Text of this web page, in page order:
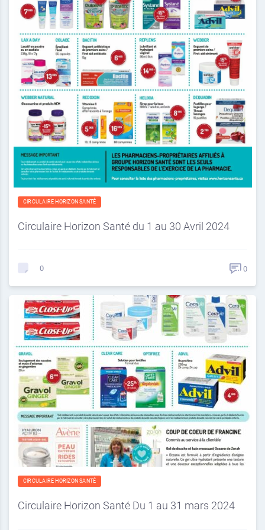
CIRCULAIRE HORIZON SANTÉ
Circulaire Horizon Santé du 1 au 30 Avril 2024
0 0
CIRCULAIRE HORIZON SANTÉ
Circulaire Horizon Santé Du 1 au 31 mars 2024